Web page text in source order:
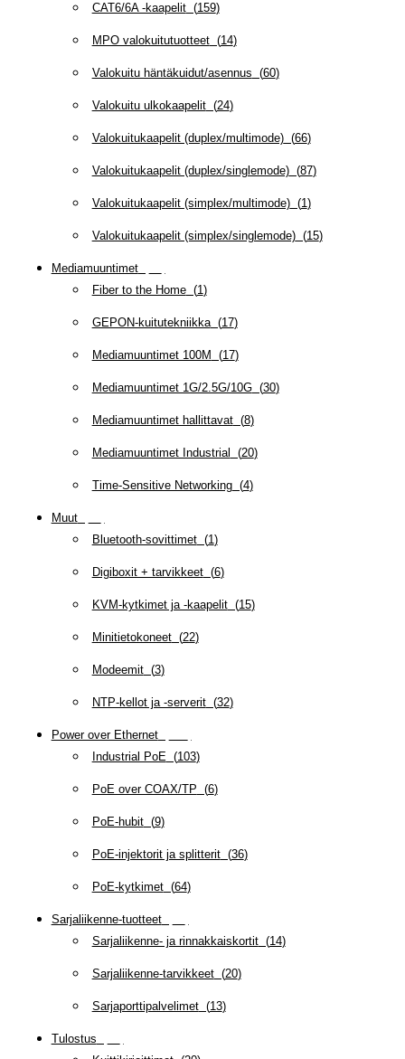
CAT6/6A -kaapelit(159)
MPO valokuitutuotteet(14)
Valokuitu häntäkuidut/asennus (60)
Valokuitu ulkokaapelit(24)
Valokuitukaapelit (duplex/multimode)(66)
Valokuitukaapelit (duplex/singlemode)(87)
Valokuitukaapelit (simplex/multimode)(1)
Valokuitukaapelit (simplex/singlemode)(15)
Mediamuuntimet(
Fiber to the Home(1)
GEPON-kuitutekniikka(17)
Mediamuuntimet 100M (17)
Mediamuuntimet 1G/2.5G/10G(30)
Mediamuuntimet hallittavat(8)
Mediamuuntimet Industrial (20)
Time-Sensitive Networking(4)
Muut(
Bluetooth-sovittimet(1)
Digiboxit + tarvikkeet(6)
KVM-kytkimet ja -kaapelit(15)
Minitietokoneet(22)
Modeemit(3)
NTP-kellot ja -serverit(32)
Power over Ethernet(
Industrial PoE(103)
PoE over COAX/TP (6)
PoE-hubit(9)
PoE-injektorit ja splitterit(36)
PoE-kytkimet(64)
Sarjaliikenne-tuotteet(
Sarjaliikenne- ja rinnakkaiskortit(14)
Sarjaliikenne-tarvikkeet(20)
Sarjaporttipalvelimet(13)
Tulostus